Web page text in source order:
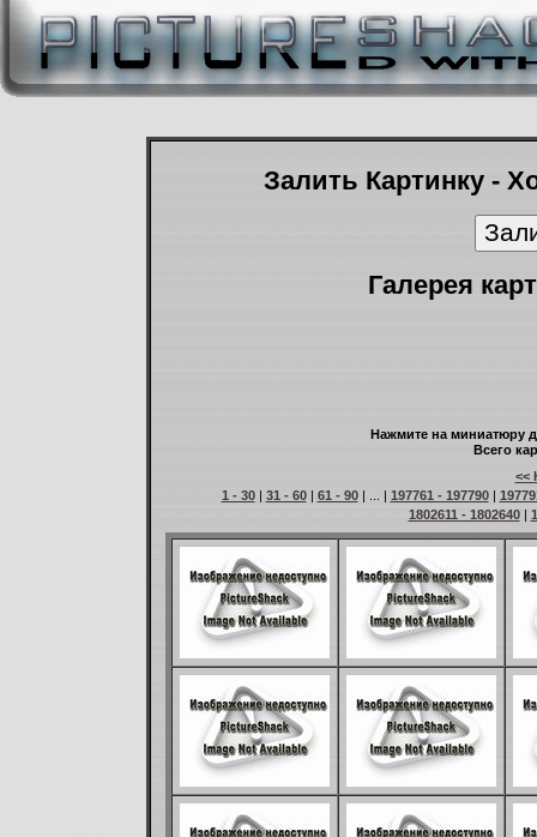
Залить Картинку -
Галерея
Нажмите на миниатюру
Всего
<<
1 - 30| 31 - 60| 61 - 90| ... | 197761 - 197790|
1802611 - 1802640|